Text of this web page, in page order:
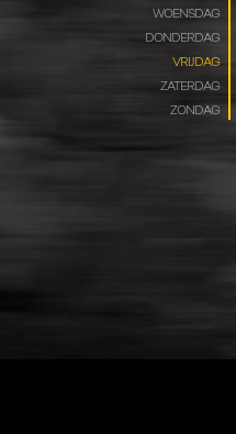
WOENSDAG
DONDERDAG
VRIJDAG
ZATERDAG
ZONDAG